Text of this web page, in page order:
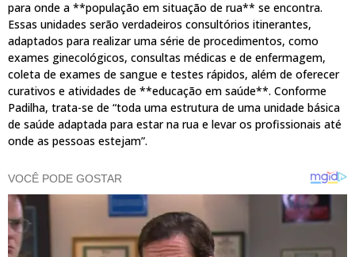
para onde a **população em situação de rua** se encontra.
Essas unidades serão verdadeiros consultórios itinerantes,
adaptados para realizar uma série de procedimentos, como
exames ginecológicos, consultas médicas e de enfermagem,
coleta de exames de sangue e testes rápidos, além de oferecer
curativos e atividades de **educação em saúde**. Conforme
Padilha, trata-se de “toda uma estrutura de uma unidade básica
de saúde adaptada para estar na rua e levar os profissionais até
onde as pessoas estejam”.